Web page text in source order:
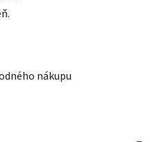
nákupu